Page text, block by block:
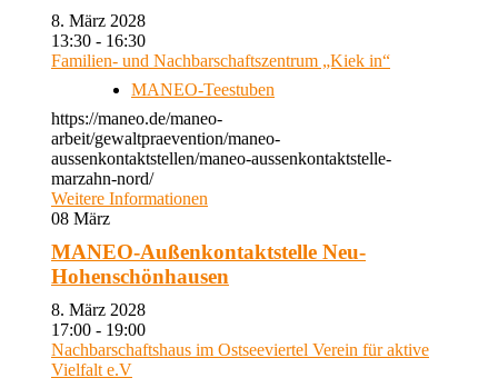
8. März 2028
13:30 - 16:30
Familien- und Nachbarschaftszentrum „Kiek in“
MANEO-Teestuben
https://maneo.de/maneo-
arbeit/gewaltpraevention/maneo-
aussenkontaktstellen/maneo-aussenkontaktstelle-
marzahn-nord/
Weitere Informationen
08 März
MANEO-Außenkontaktstelle Neu-
Hohenschönhausen
8. März 2028
17:00 - 19:00
Nachbarschaftshaus im Ostseeviertel Verein für aktive
Vielfalt e.V